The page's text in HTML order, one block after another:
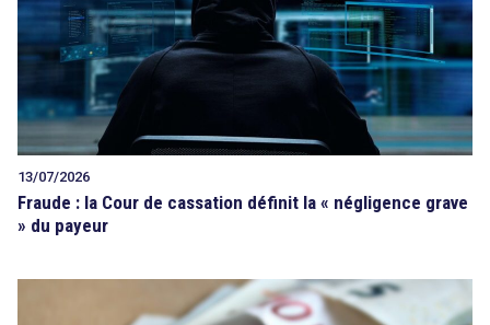
13/07/2026
Fraude : la Cour de cassation définit la « négligence grave
» du payeur